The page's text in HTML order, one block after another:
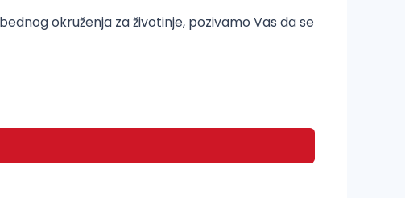
okruženja za životinje, pozivamo Vas da se